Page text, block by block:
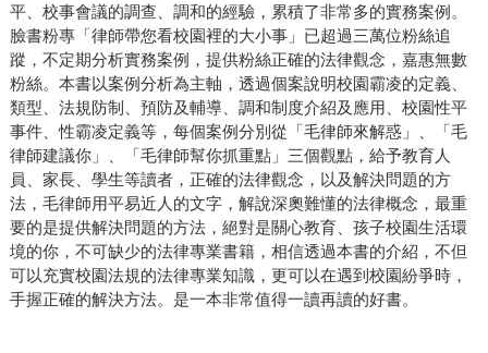
平、校事會議的調查、調和的經驗，累積了非常多的實務案例。
臉書粉專「律師帶您看校園裡的大小事」已超過三萬位粉絲追
蹤，不定期分析實務案例，提供粉絲正確的法律觀念，嘉惠無數
粉絲。本書以案例分析為主軸，透過個案說明校園霸凌的定義、
類型、法規防制、預防及輔導、調和制度介紹及應用、校園性平
事件、性霸凌定義等，每個案例分別從「毛律師來解惑」、「毛
律師建議你」、「毛律師幫你抓重點」三個觀點，給予教育人
員、家長、學生等讀者，正確的法律觀念，以及解決問題的方
法，毛律師用平易近人的文字，解說深奧難懂的法律概念，最重
要的是提供解決問題的方法，絕對是關心教育、孩子校園生活環
境的你，不可缺少的法律專業書籍，相信透過本書的介紹，不但
可以充實校園法規的法律專業知識，更可以在遇到校園紛爭時，
手握正確的解決方法。是一本非常值得一讀再讀的好書。